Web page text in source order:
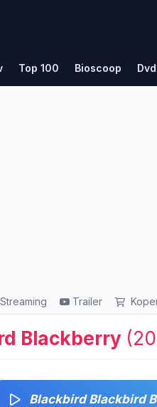
Top 100 Bioscoop
Streaming Trailer
Blackberry
Blackbird Blackbird